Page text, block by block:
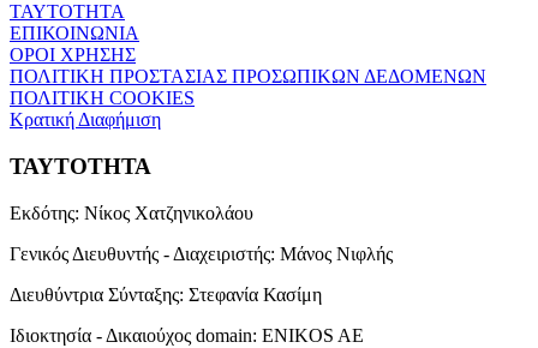
ΤΑΥΤΟΤΗΤΑ
ΕΠΙΚΟΙΝΩΝΙΑ
ΟΡΟΙ ΧΡΗΣΗΣ
ΠΟΛΙΤΙΚΗ ΠΡΟΣΤΑΣΙΑΣ ΠΡΟΣΩΠΙΚΩΝ ΔΕΔΟΜΕΝΩΝ
ΠΟΛΙΤΙΚΗ COOKIES
Κρατική Διαφήμιση
ΤΑΥΤΟΤΗΤΑ
Εκδότης: Νίκος Χατζηνικολάου
Γενικός Διευθυντής - Διαχειριστής: Μάνος Νιφλής
Διευθύντρια Σύνταξης: Στεφανία Κασίμη
Ιδιοκτησία - Δικαιούχος domain: ENIKOS AE